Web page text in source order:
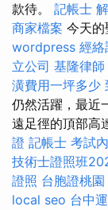
款待。 記帳士
商家檔案 今天
wordpress 經絡
立公司 基隆律師
潢費用一坪多少
仍然活躍，最近
遠足徑的頂部高
證 記帳士 考試
技術士證照班
證照 台胞證桃園
local seo 台中